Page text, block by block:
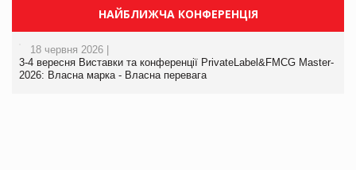
НАЙБЛИЖЧА КОНФЕРЕНЦІЯ
18 червня 2026 |
3-4 вересня Виставки та конференції PrivateLabel&FMCG Master-
2026: Власна марка - Власна перевага